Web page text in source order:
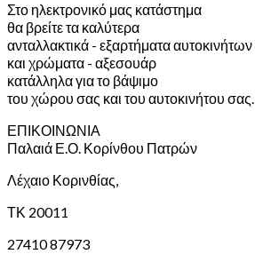
Στο ηλεκτρονικό μας κατάστημα
θα βρείτε τα καλύτερα
ανταλλακτικά - εξαρτήματα αυτοκινήτων
και χρώματα - αξεσουάρ
κατάλληλα για το βάψιμο
του χώρου σας και του αυτοκινήτου σας.
ΕΠΙΚΟΙΝΩΝΙΑ
Παλαιά Ε.Ο. Κορίνθου Πατρών
Λέχαιο Κορινθίας,
ΤΚ 20011
27410 87973